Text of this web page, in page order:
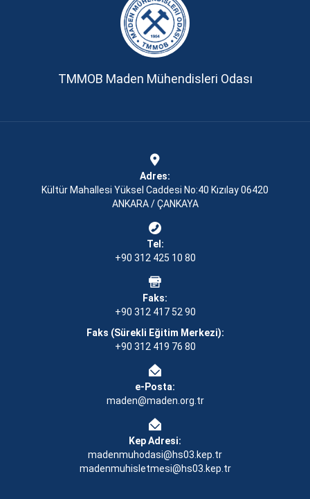
TMMOB Maden Mühendisleri Odası
Adres:
Kültür Mahallesi Yüksel Caddesi No:40 Kızılay 06420
ANKARA / ÇANKAYA
Tel:
+90 312 425 10 80
Faks:
+90 312 417 52 90
Faks (Sürekli Eğitim Merkezi):
+90 312 419 76 80
e-Posta:
maden@maden.org.tr
Kep Adresi:
madenmuhodasi@hs03.kep.tr
madenmuhisletmesi@hs03.kep.tr